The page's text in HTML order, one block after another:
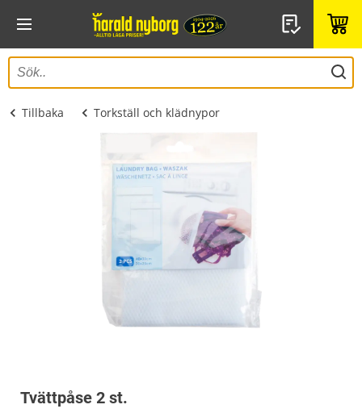
Tillbaka Torkställ och klädnypor
Tvättpåse 2 st.